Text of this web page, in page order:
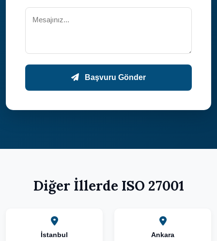
Başvuru Gönder
Diğer İllerde ISO 27001
İstanbul Ankara